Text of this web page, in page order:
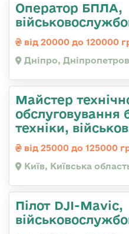
Оператор БПЛА,
від 20000 до 120000
Дніпро,
Майстер
обслуговування
техніки,
від 25000 до 125000
Київ, Київська
Пілот DJI-Mavic,